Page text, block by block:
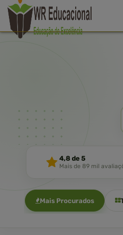
4,8 de 5
Mais de 89 mil
Mais Procurados